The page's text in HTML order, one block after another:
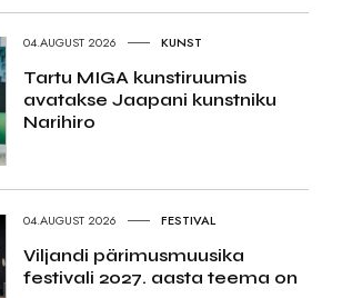
04.AUGUST 2026 KUNST
Tartu MIGA kunstiruumis
avatakse Jaapani kunstniku
Narihiro
04.AUGUST 2026 FESTIVAL
Viljandi pärimusmuusika
festivali 2027. aasta teema on